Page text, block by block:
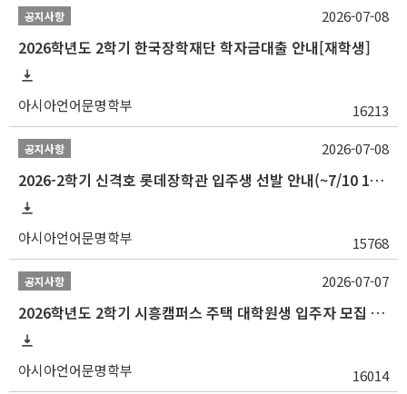
공지사항
2026학년도 2학기 한국장학재단 학자금대출 안내[재학생]
아시아언어문명학부 16213
2026-07-08
공지사항
2026-2학기 신격호 롯데장학관 입주생 선발 안내(~7/10 10:00)
아시아언어문명학부 15768
2026-07-08
공지사항
2026학년도 2학기 시흥캠퍼스 주택 대학원생 입주자 모집 안내
아시아언어문명학부 16014
2026-07-07